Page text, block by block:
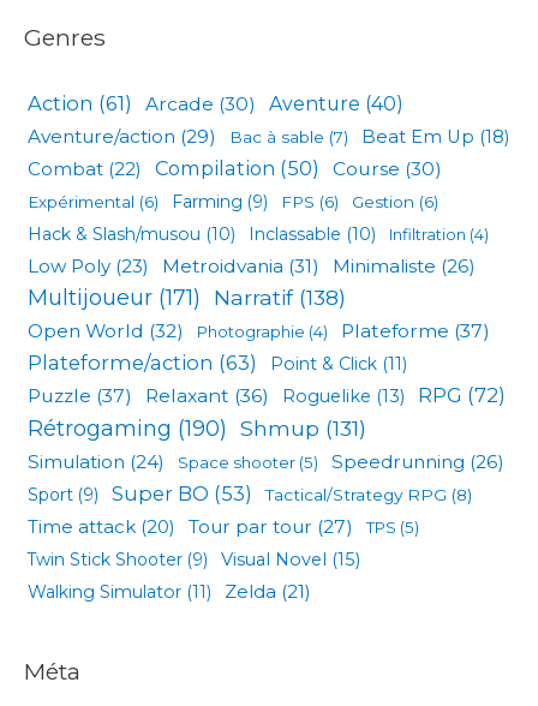
Genres
Action (61) Arcade (30) Aventure (40)
Aventure/action (29) Bac à sable (7) Beat Em Up (18)
Combat (22) Compilation (50) Course (30)
Expérimental (6) Farming (9) FPS (6) Gestion (6)
Hack & Slash/musou (10) Inclassable (10) Infiltration (4)
Low Poly (23) Metroidvania (31) Minimaliste (26)
Multijoueur (171) Narratif(138)
Open World (32) Photographie (4) Plateforme (37)
Plateforme/action (63) Point & Click (11)
Puzzle (37) Relaxant (36) Roguelike (13) RPG (72)
Rétrogaming (190) Shmup (131)
Simulation (24) Space shooter (5) Speedrunning (26)
Sport (9) Super BO (53) Tactical/Strategy RPG (8)
Time attack (20) Tour par tour (27) TPS (5)
Twin Stick Shooter (9) Visual Novel (15)
Walking Simulator (11) Zelda (21)
Méta